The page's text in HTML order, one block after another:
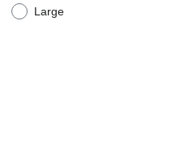
Large